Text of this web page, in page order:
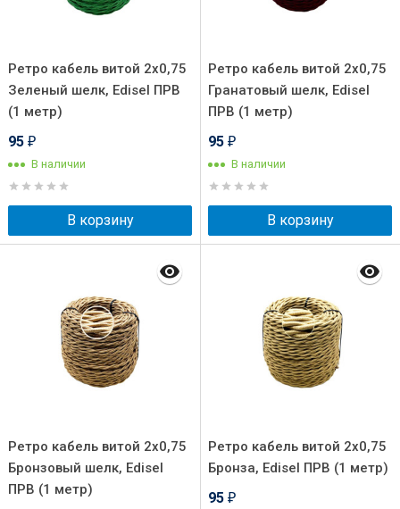
Ретро кабель витой 2x0,75
Зеленый шелк, Edisel ПРВ
(1 метр)
95 ₽
В наличии
В корзину
Ретро кабель витой 2x0,75
Гранатовый шелк, Edisel
ПРВ (1 метр)
95 ₽
В наличии
В корзину
Ретро кабель витой 2x0,75
Бронзовый шелк, Edisel
ПРВ (1 метр)
Ретро кабель витой 2x0,75
Бронза, Edisel ПРВ (1 метр)
95 ₽